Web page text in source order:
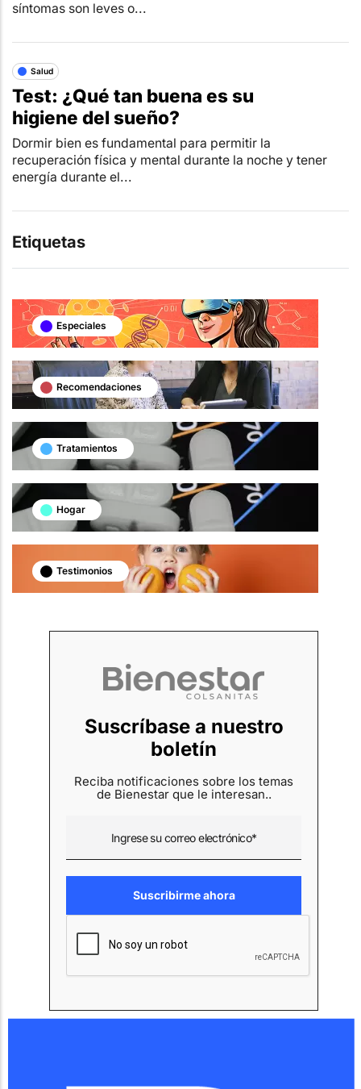
síntomas son leves o...
Salud
Test: ¿Qué tan buena es su
higiene del sueño?
Dormir bien es fundamental para permitir la
recuperación física y mental durante la noche y tener
energía durante el...
Etiquetas
Especiales
Recomendaciones
Tratamientos
Hogar
Testimonios
Suscríbase a nuestro
boletín
Reciba notificaciones sobre los temas
de Bienestar que le interesan..